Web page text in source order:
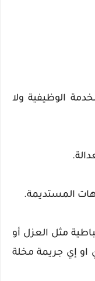
الوظيفية ولا
مثل العزل أو
او إي جريمة مخلة